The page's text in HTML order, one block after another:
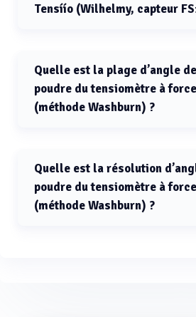
Tensíío (Wilhelmy, capteur
est de 7 µm.
Quelle est la plage d’angle
poudre du tensiomètre à
(méthode Washburn) ?
Quelle est la résolution
poudre du tensiomètre à
(méthode Washburn) ?